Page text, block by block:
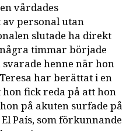
vårdades
personal utan
slutade ha direkt
timmar började
henne när hon
har berättat i en
fick reda på att hon
på akuten surfade på
País, som förkunnande